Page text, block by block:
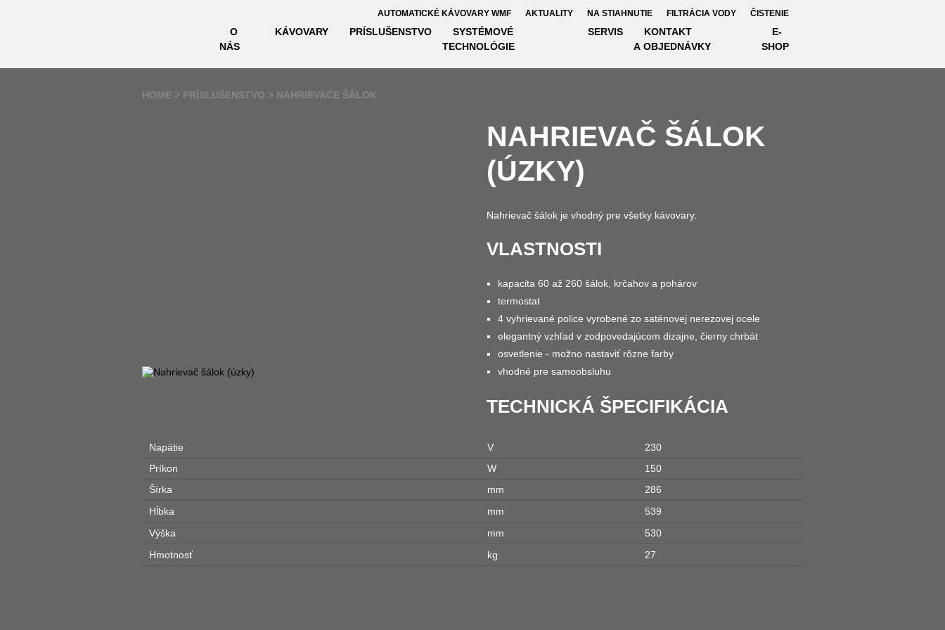
O
NÁS
KÁVOVARY PRÍSLUŠENSTVO
SYSTÉMOVÉ
TECHNOLÓGIE
SERVIS
KONTAKT
A OBJEDNÁVKY
E-
SHOP
AUTOMATICKÉ KÁVOVARY WMF AKTUALITY NA STIAHNUTIE FILTRÁCIA VODY ČISTENIE
HOME PRÍSLUŠENSTVO NAHRIEVAČE ŠÁLOK
NAHRIEVAČ ŠÁLOK
(ÚZKY)
Nahrievač šálok je vhodný pre všetky kávovary.
VLASTNOSTI
kapacita 60 až 260 šálok, krčahov a pohárov
termostat
4 vyhrievané police vyrobené zo saténovej nerezovej ocele
elegantný vzhľad v zodpovedajúcom dizajne, čierny chrbát
osvetlenie - možno nastaviť rôzne farby
vhodné pre samoobsluhu
TECHNICKÁ ŠPECIFIKÁCIA
Napätie V
230
Príkon
W
150
Šírka
mm
286
Hĺbka
mm
539
Výška
mm
530
Hmotnosť
kg 27